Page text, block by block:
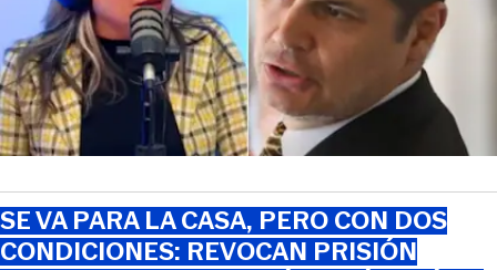
SE VA PARA LA CASA, PERO CON DOS
CONDICIONES: REVOCAN PRISIÓN